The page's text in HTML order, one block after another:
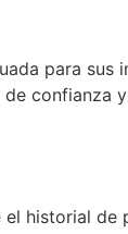
para sus
de confianza
historial de